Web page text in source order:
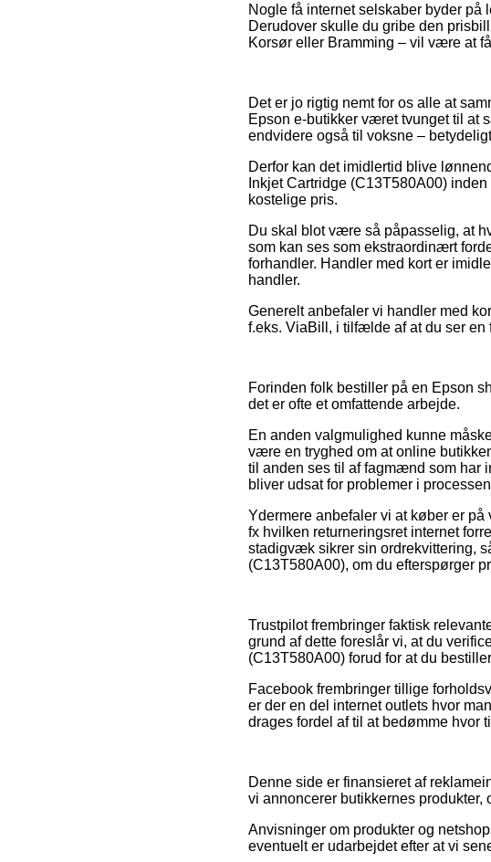
Nogle få internet selskaber byder på
Derudover skulle du gribe den
Korsør eller Bramming – vil være at
Det er jo rigtig nemt for os alle at
Epson e-butikker været tvunget til at
endvidere også til voksne –
Derfor kan det imidlertid blive
Inkjet Cartridge (C13T580A00)
kostelige pris.
Du skal blot være så påpasselig, at
som kan ses som ekstraordinært
forhandler. Handler med kort er
handler.
Generelt anbefaler vi handler med
f.eks. ViaBill, i tilfælde af at du ser
Forinden folk bestiller på en Epson
det er ofte et omfattende arbejde.
En anden valgmulighed kunne
være en tryghed om at online
til anden ses til af fagmænd som har
bliver udsat for problemer i
Ydermere anbefaler vi at køber er
fx hvilken returneringsret internet
stadigvæk sikrer sin ordrekvittering,
(C13T580A00), om du efterspørger
Trustpilot frembringer faktisk
grund af dette foreslår vi, at du
(C13T580A00) forud for at du
Facebook frembringer tillige
er der en del internet outlets hvor
drages fordel af til at bedømme hvor
Denne side er finansieret af
vi annoncerer butikkernes
Anvisninger om produkter og
eventuelt er udarbejdet efter at vi